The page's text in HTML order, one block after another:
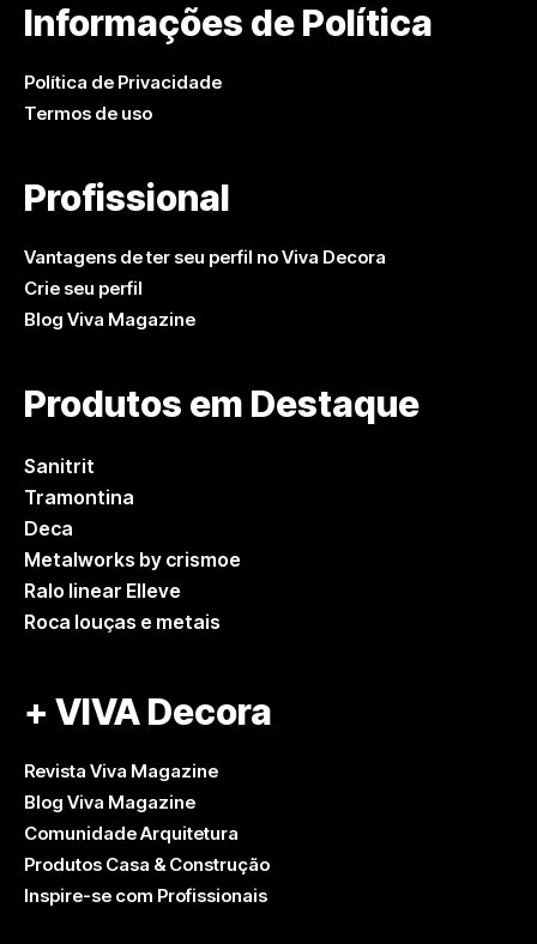
Informações de Política
Política de Privacidade
Termos de uso
Profissional
Vantagens de ter seu perfil no Viva Decora
Crie seu perfil
Blog Viva Magazine
Produtos em Destaque
Sanitrit
Tramontina
Deca
Metalworks by crismoe
Ralo linear Elleve
Roca louças e metais
+ VIVA Decora
Revista Viva Magazine
Blog Viva Magazine
Comunidade Arquitetura
Produtos Casa & Construção
Inspire-se com Profissionais